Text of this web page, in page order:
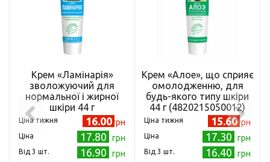
Крем «Ламінарія»
зволожуючий для
нормальної і жирної
шкіри 44 г
(4820058760673)
Ціна тижня 16.00 грн
Ціна 17.80 грн
Від 3 шт. 16.90 грн
Крем «Алое», що сприяє
омолодженню, для
будь-якого типу шкіри
44 г (4820215050012)
Ціна тижня 15.60грн
Ціна 17.30 грн
Від 3 шт. 16.40 грн